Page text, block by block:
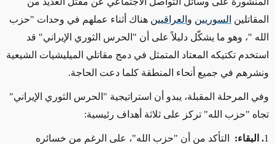
المقاتلين السوريين و العراقيين هناك أثناء عملهم في وحدات "حزب
الله "، وهو ما يشكّل دليلاً على أن "الحرس الثوري الإيراني" قد
استخدم تكتيكه المعتاد المتمثل في دمج مقاتلي الميليشيات الشيعية
ونشرهم في جميع أنحاء المنطقة كلما دعت الحاجة.
وفي المرحلة المقبلة، يبدو أن استراتيجية "الحرس الثوري الإيراني"
تجاه "حزب الله" تركز على ثلاثة أهداف رئيسية:
1. البقاء:
التأكد من أن "حزب الله"، على الرغم من خسائره